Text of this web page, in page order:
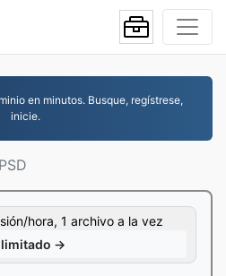
en minutos. Busque, regístrese,
inicie.
hora, 1 archivo a la vez
→